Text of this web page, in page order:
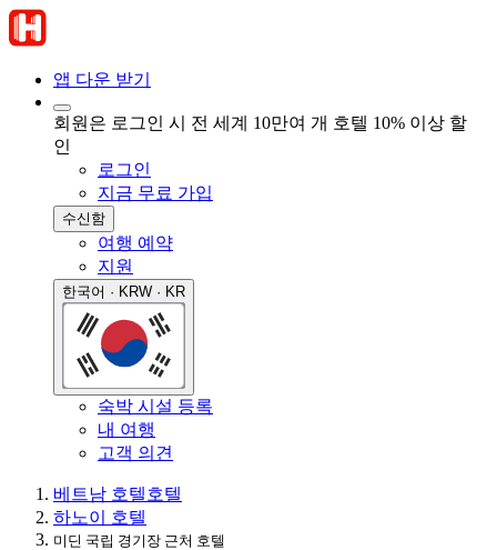
앱 다운 받기
회원은 로그인 시 전 세계 10만여 개 호텔 10% 이상 할
인
로그인
지금 무료 가입
수신함
여행 예약
지원
한국어 · KRW · KR
숙박 시설 등록
내 여행
고객 의견
베트남 호텔호텔
하노이 호텔
미딘 국립 경기장 근처 호텔